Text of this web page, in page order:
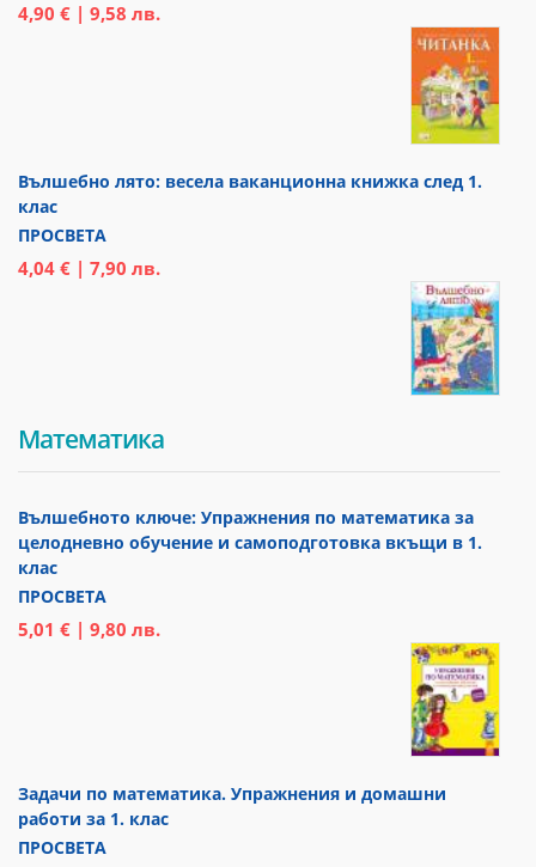
4,90 € | 9,58 лв.
Вълшебно лято: весела ваканционна книжка след 1.
клас
ПРОСВЕТА
4,04 € | 7,90 лв.
Математика
Вълшебното ключе: Упражнения по математика за
целодневно обучение и самоподготовка вкъщи в 1.
клас
ПРОСВЕТА
5,01 € | 9,80 лв.
Задачи по математика. Упражнения и домашни
работи за 1. клас
ПРОСВЕТА